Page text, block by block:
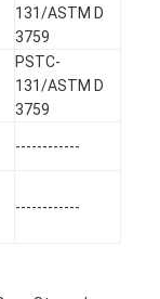
131/ASTM D
3759
PSTC-
131/ASTM D
3759
------------
------------